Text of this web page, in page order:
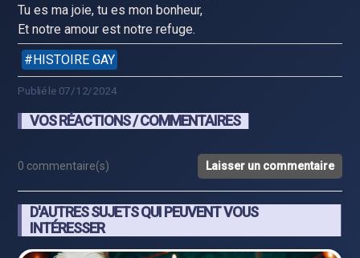
Tu es ma joie, tu es mon bonheur,
Et notre amour est notre refuge.
HISTOIRE GAY
Publié le 07/12/2024
VOS RÉACTIONS / COMMENTAIRES
0 commentaire(s) Laisser un commentaire
D'AUTRES SUJETS QUI PEUVENT VOUS
INTÉRESSER